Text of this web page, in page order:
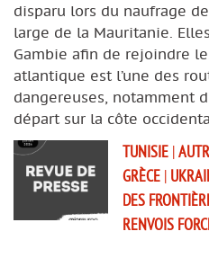
disparu lors du naufrage
large de la Mauritanie.
Gambie afin de rejoindre
atlantique est l’une des
dangereuses, notamment
départ sur la côte
TUNISIE |
GRÈCE |
DES
RENVOIS